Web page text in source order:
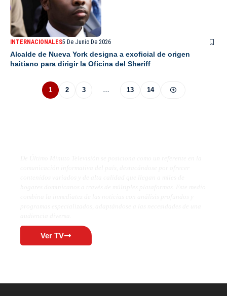
INTERNACIONALES5 De Junio De 2026
Alcalde de Nueva York designa a exoficial de origen
haitiano para dirigir la Oficina del Sheriff
1 2 3 … 13 14
Ver TV